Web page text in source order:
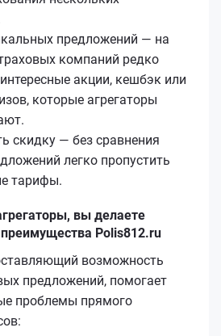
предложений — на
компаний редко
акции, кешбэк или
которые агрегаторы
скидку — без сравнения
легко пропустить
тарифы.
вы делаете
Polis812.ru
возможность
предложений, помогает
проблемы прямого